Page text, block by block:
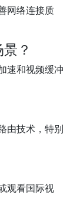
网络连接质
？
速和视频缓冲
由技术，特别
观看国际视